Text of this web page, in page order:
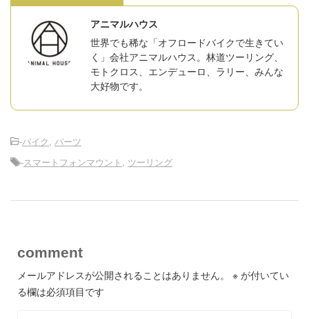
アニマルハウス
世界でも稀な「オフロードバイクで生きてい
く」会社アニマルハウス。林道ツーリング、
モトクロス、エンデューロ、ラリー、みんな
大好物です。
-バイク, パーツ
-スマートフォンマウント , ツーリング
comment
メールアドレスが公開されることはありません。 ※ が付いてい
る欄は必須項目です